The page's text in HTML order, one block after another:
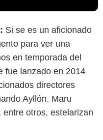
Si se es un aficionado
para ver una
en temporada del
fue lanzado en 2014
directores
Ayllón. Maru
otros, estelarizan